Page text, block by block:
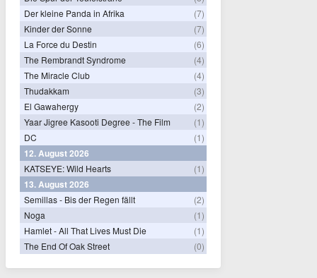
Der kleine Panda in Afrika
(7)
Kinder der Sonne
(7)
La Force du Destin
(6)
The Rembrandt Syndrome
(4)
The Miracle Club
(4)
Thudakkam
(3)
El Gawahergy
(2)
Yaar Jigree Kasooti Degree - The Film
(1)
DC
(1)
12. August 2026
KATSEYE: Wild Hearts (1)
13. August 2026
Semillas - Bis der Regen fällt
(2)
Noga
(1)
Hamlet - All That Lives Must Die
(1)
The End Of Oak Street
(0)